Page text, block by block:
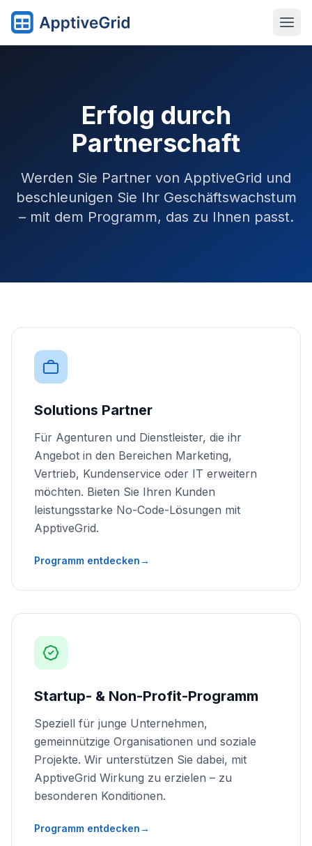
Erfolg durch
Partnerschaft
Werden Sie Partner von ApptiveGrid und
beschleunigen Sie Ihr Geschäftswachstum
– mit dem Programm, das zu Ihnen passt.
Solutions Partner
Für Agenturen und Dienstleister, die ihr
Angebot in den Bereichen Marketing,
Vertrieb, Kundenservice oder IT erweitern
möchten. Bieten Sie Ihren Kunden
leistungsstarke No-Code-Lösungen mit
ApptiveGrid.
Programm entdecken→
Startup- & Non-Profit-Programm
Speziell für junge Unternehmen,
gemeinnützige Organisationen und soziale
Projekte. Wir unterstützen Sie dabei, mit
ApptiveGrid Wirkung zu erzielen – zu
besonderen Konditionen.
Programm entdecken→